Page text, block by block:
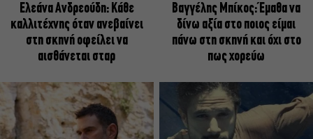
Ελεάνα Ανδρεούδη: Κάθε
καλλιτέχνης όταν ανεβαίνει
στη σκηνή οφείλει να
αισθάνεται σταρ
Βαγγέλης Μπίκος: Έμαθα να
δίνω αξία στο ποιος είμαι
πάνω στη σκηνή και όχι στο
πως χορεύω